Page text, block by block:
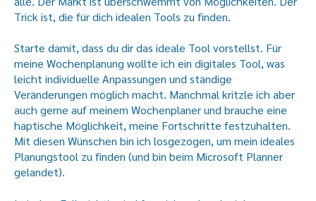
Trick ist, die für dich idealen Tools zu finden.
Starte damit, dass du dir das ideale Tool vorstellst. Für
meine Wochenplanung wollte ich ein digitales Tool, was
leicht individuelle Anpassungen und ständige
Veränderungen möglich macht. Manchmal kritzle ich aber
auch gerne auf meinem Wochenplaner und brauche eine
haptische Möglichkeit, meine Fortschritte festzuhalten.
Mit diesen Wünschen bin ich losgezogen, um mein ideales
Planungstool zu finden (und bin beim Microsoft Planner
gelandet).